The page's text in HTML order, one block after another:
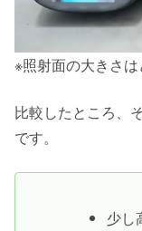
※照射面の大きさは
比較したところ、
です。
少し